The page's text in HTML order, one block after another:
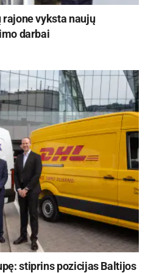
atlikimas pareikalauja
kaip, pavyzdžiui,
punktualumas, bet ir
apskaitą galima
gerai apsvarstyti ir
darbo alternatyvą.
verslui – galimybė užmegzti
Karalystės partneriais
savivaldybės 100 didžiausių
apyvarta siekė 230,7 mln. Eur
vyksta naujų
darbai
stiprins pozicijas Baltijos